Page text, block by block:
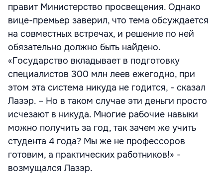
правит Министерство просвещения. Однако
вице-премьер заверил, что тема обсуждается
на совместных встречах, и решение по ней
обязательно должно быть найдено.
«Государство вкладывает в подготовку
специалистов 300 млн леев ежегодно, при
этом эта система никуда не годится, - сказал
Лазэр. – Но в таком случае эти деньги просто
исчезают в никуда. Многие рабочие навыки
можно получить за год, так зачем же учить
студента 4 года? Мы же не профессоров
готовим, а практических работников!» -
возмущался Лазэр.